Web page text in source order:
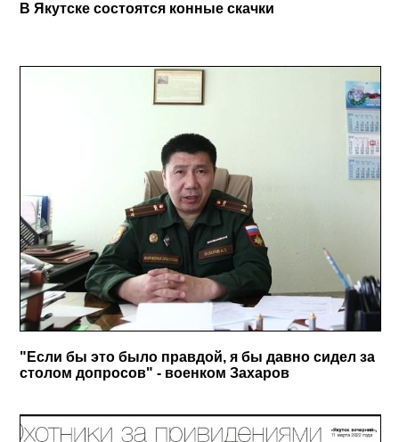
В Якутске состоятся конные скачки
"Если бы это было правдой, я бы давно сидел за
столом допросов" - военком Захаров